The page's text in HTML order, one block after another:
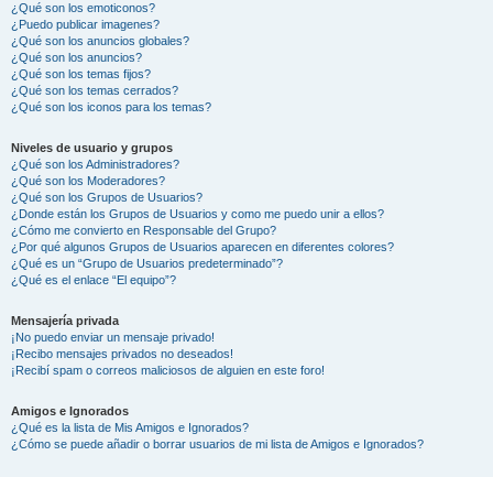
¿Qué son los emoticonos?
¿Puedo publicar imagenes?
¿Qué son los anuncios globales?
¿Qué son los anuncios?
¿Qué son los temas fijos?
¿Qué son los temas cerrados?
¿Qué son los iconos para los temas?
Niveles de usuario y grupos
¿Qué son los Administradores?
¿Qué son los Moderadores?
¿Qué son los Grupos de Usuarios?
¿Donde están los Grupos de Usuarios y como me puedo unir a ellos?
¿Cómo me convierto en Responsable del Grupo?
¿Por qué algunos Grupos de Usuarios aparecen en diferentes colores?
¿Qué es un “Grupo de Usuarios predeterminado”?
¿Qué es el enlace “El equipo”?
Mensajería privada
¡No puedo enviar un mensaje privado!
¡Recibo mensajes privados no deseados!
¡Recibí spam o correos maliciosos de alguien en este foro!
Amigos e Ignorados
¿Qué es la lista de Mis Amigos e Ignorados?
¿Cómo se puede añadir o borrar usuarios de mi lista de Amigos e Ignorados?